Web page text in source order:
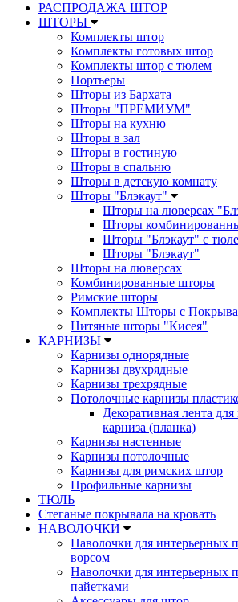
РАСПРОДАЖА ШТОР
ШТОРЫ
Комплекты штор
Комплекты готовых штор
Комплекты штор с тюлем
Портьеры
Шторы из Бархата
Шторы "ПРЕМИУМ"
Шторы на кухню
Шторы в зал
Шторы в гостиную
Шторы в спальню
Шторы в детскую комнату
Шторы "Блэкаут"
Шторы на люверсах
Шторы
Шторы "Блэкаут" с
Шторы "Блэкаут"
Шторы на люверсах
Комбинированные шторы
Римские шторы
Комплекты Шторы c
Нитяные шторы "Кисея"
КАРНИЗЫ
Карнизы однорядные
Карнизы двухрядные
Карнизы трехрядные
Потолочные карнизы
Декоративная лента
карниза (планка)
Карнизы настенные
Карнизы потолочные
Карнизы для римских штор
Профильные карнизы
ТЮЛЬ
Стеганые покрывала на кровать
НАВОЛОЧКИ
Наволочки для интерьерных
ворсом
Наволочки для интерьерных
пайетками